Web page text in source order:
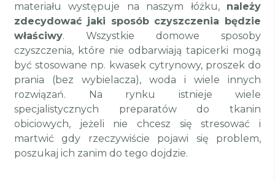
materiału występuje na naszym łóżku, należy
zdecydować jaki sposób czyszczenia będzie
właściwy. Wszystkie domowe sposoby
czyszczenia, które nie odbarwiają tapicerki mogą
być stosowane np. kwasek cytrynowy, proszek do
prania (bez wybielacza), woda i wiele innych
rozwiązań. Na rynku istnieje wiele
specjalistycznych preparatów do tkanin
obiciowych, jeżeli nie chcesz się stresować i
martwić gdy rzeczywiście pojawi się problem,
poszukaj ich zanim do tego dojdzie.